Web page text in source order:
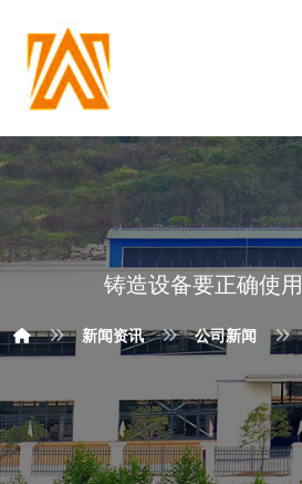
铸造设备要正确使
新闻资讯 公司新闻